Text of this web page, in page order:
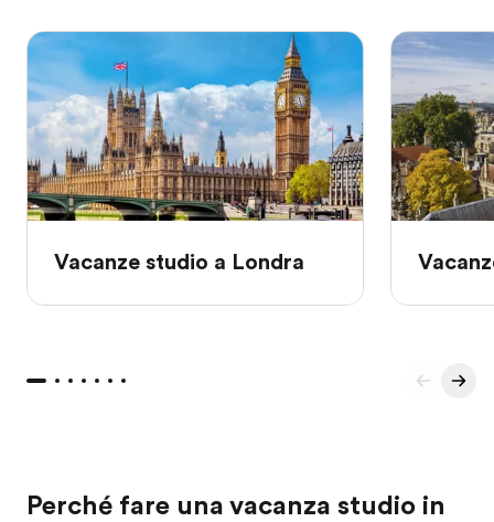
Vacanze studio a Londra
Perché fare una vacanza studio in